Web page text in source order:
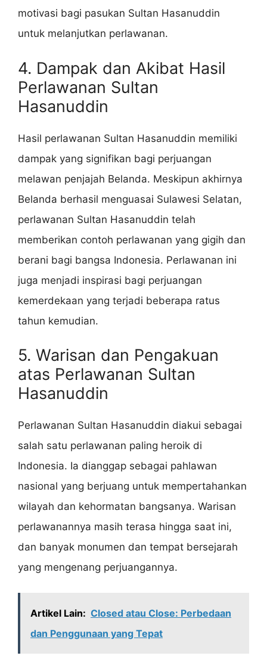
motivasi bagi pasukan Sultan Hasanuddin
untuk melanjutkan perlawanan.
4. Dampak dan Akibat Hasil
Perlawanan Sultan
Hasanuddin
Hasil perlawanan Sultan Hasanuddin memiliki
dampak yang signifikan bagi perjuangan
melawan penjajah Belanda. Meskipun akhirnya
Belanda berhasil menguasai Sulawesi Selatan,
perlawanan Sultan Hasanuddin telah
memberikan contoh perlawanan yang gigih dan
berani bagi bangsa Indonesia. Perlawanan ini
juga menjadi inspirasi bagi perjuangan
kemerdekaan yang terjadi beberapa ratus
tahun kemudian.
5. Warisan dan Pengakuan
atas Perlawanan Sultan
Hasanuddin
Perlawanan Sultan Hasanuddin diakui sebagai
salah satu perlawanan paling heroik di
Indonesia. Ia dianggap sebagai pahlawan
nasional yang berjuang untuk mempertahankan
wilayah dan kehormatan bangsanya. Warisan
perlawanannya masih terasa hingga saat ini,
dan banyak monumen dan tempat bersejarah
yang mengenang perjuangannya.
Artikel Lain: Closed atau Close: Perbedaan
dan Penggunaan yang Tepat